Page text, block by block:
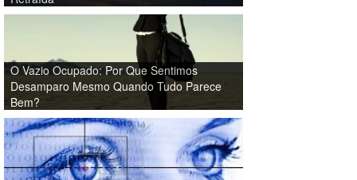
O Vazio Ocupado: Por Que Sentimos
Desamparo Mesmo Quando Tudo Parece
Bem?